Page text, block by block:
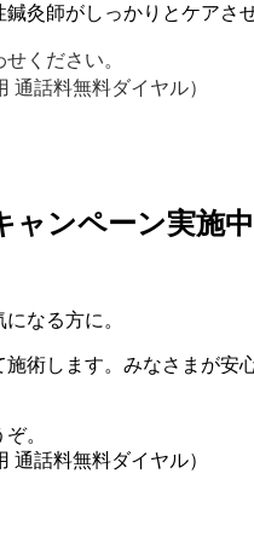
灸師がしっかりとケアさ
ください。
通話料無料ダイヤル）
ンペーン実施中
なる方に。
術します。みなさまが
。
通話料無料ダイヤル）